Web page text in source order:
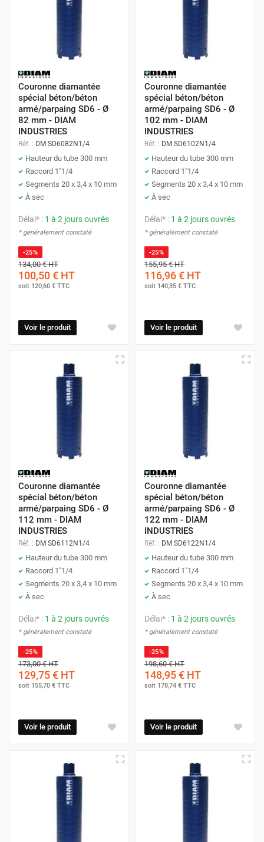
Couronne diamantée
spécial béton/béton
armé/parpaing SD6 - Ø
82 mm - DIAM
INDUSTRIES
Réf. : DM SD6082N1/4
Hauteur du tube 300 mm
Raccord 1"1/4
Segments 20 x 3,4 x 10 mm
À sec
Délai* : 1 à 2 jours ouvrés
* généralement constaté
-25%
134,00 €HT
100,50 € HT
soit 120,60 € TTC
Voir le produit
Couronne diamantée
spécial béton/béton
armé/parpaing SD6 - Ø
102 mm - DIAM
INDUSTRIES
Réf. : DM SD6102N1/4
Hauteur du tube 300 mm
Raccord 1"1/4
Segments 20 x 3,4 x 10 mm
À sec
Délai* : 1 à 2 jours ouvrés
* généralement constaté
-25%
155,95 €HT
116,96 € HT
soit 140,35 € TTC
Voir le produit
Couronne diamantée
spécial béton/béton
armé/parpaing SD6 - Ø
112 mm - DIAM
INDUSTRIES
Réf. : DM SD6112N1/4
Hauteur du tube 300 mm
Raccord 1"1/4
Segments 20 x 3,4 x 10 mm
À sec
Délai* : 1 à 2 jours ouvrés
* généralement constaté
-25%
173,00 €HT
129,75 € HT
soit 155,70 € TTC
Voir le produit
Couronne diamantée
spécial béton/béton
armé/parpaing SD6 - Ø
122 mm - DIAM
INDUSTRIES
Réf. : DM SD6122N1/4
Hauteur du tube 300 mm
Raccord 1"1/4
Segments 20 x 3,4 x 10 mm
À sec
Délai* : 1 à 2 jours ouvrés
* généralement constaté
-25%
198,60 €HT
148,95 € HT
soit 178,74 € TTC
Voir le produit